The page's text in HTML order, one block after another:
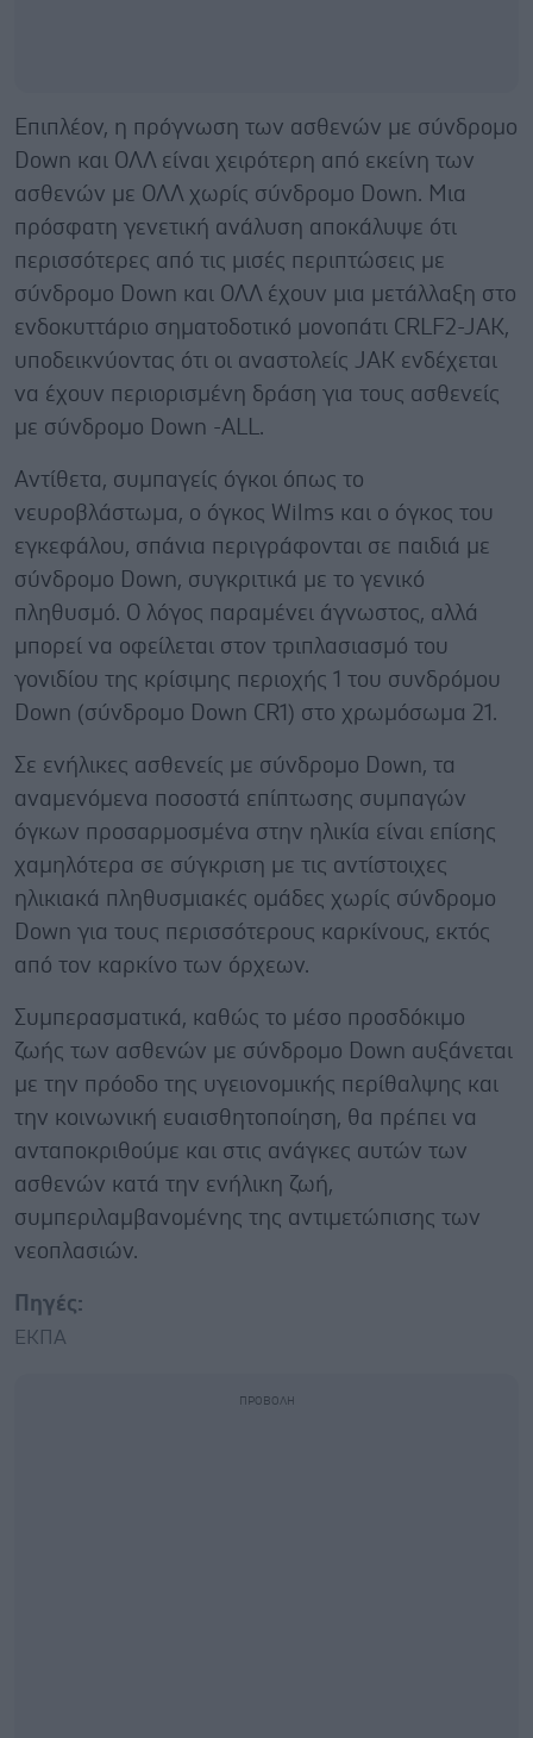
Επιπλέον, η πρόγνωση των ασθενών με σύνδρομο
Down και ΟΛΛ είναι χειρότερη από εκείνη των
ασθενών με ΟΛΛ χωρίς σύνδρομο Down. Μια
πρόσφατη γενετική ανάλυση αποκάλυψε ότι
περισσότερες από τις μισές περιπτώσεις με
σύνδρομο Down και ΟΛΛ έχουν μια μετάλλαξη στο
ενδοκυττάριο σηματοδοτικό μονοπάτι CRLF2-JAK,
υποδεικνύοντας ότι οι αναστολείς JAK ενδέχεται
να έχουν περιορισμένη δράση για τους ασθενείς
με σύνδρομο Down -ALL.
Αντίθετα, συμπαγείς όγκοι όπως το
νευροβλάστωμα, ο όγκος Wilms και ο όγκος του
εγκεφάλου, σπάνια περιγράφονται σε παιδιά με
σύνδρομο Down, συγκριτικά με το γενικό
πληθυσμό. Ο λόγος παραμένει άγνωστος, αλλά
μπορεί να οφείλεται στον τριπλασιασμό του
γονιδίου της κρίσιμης περιοχής 1 του συνδρόμου
Down (σύνδρομο Down CR1) στο χρωμόσωμα 21.
Σε ενήλικες ασθενείς με σύνδρομο Down, τα
αναμενόμενα ποσοστά επίπτωσης συμπαγών
όγκων προσαρμοσμένα στην ηλικία είναι επίσης
χαμηλότερα σε σύγκριση με τις αντίστοιχες
ηλικιακά πληθυσμιακές ομάδες χωρίς σύνδρομο
Down για τους περισσότερους καρκίνους, εκτός
από τον καρκίνο των όρχεων.
Συμπερασματικά, καθώς το μέσο προσδόκιμο
ζωής των ασθενών με σύνδρομο Down αυξάνεται
με την πρόοδο της υγειονομικής περίθαλψης και
την κοινωνική ευαισθητοποίηση, θα πρέπει να
ανταποκριθούμε και στις ανάγκες αυτών των
ασθενών κατά την ενήλικη ζωή,
συμπεριλαμβανομένης της αντιμετώπισης των
νεοπλασιών.
Πηγές:
ΕΚΠΑ